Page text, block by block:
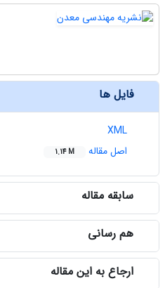
فایل ها
XML
اصل مقاله
1.14 M
سابقه مقاله
هم رسانی
ارجاع به این مقاله